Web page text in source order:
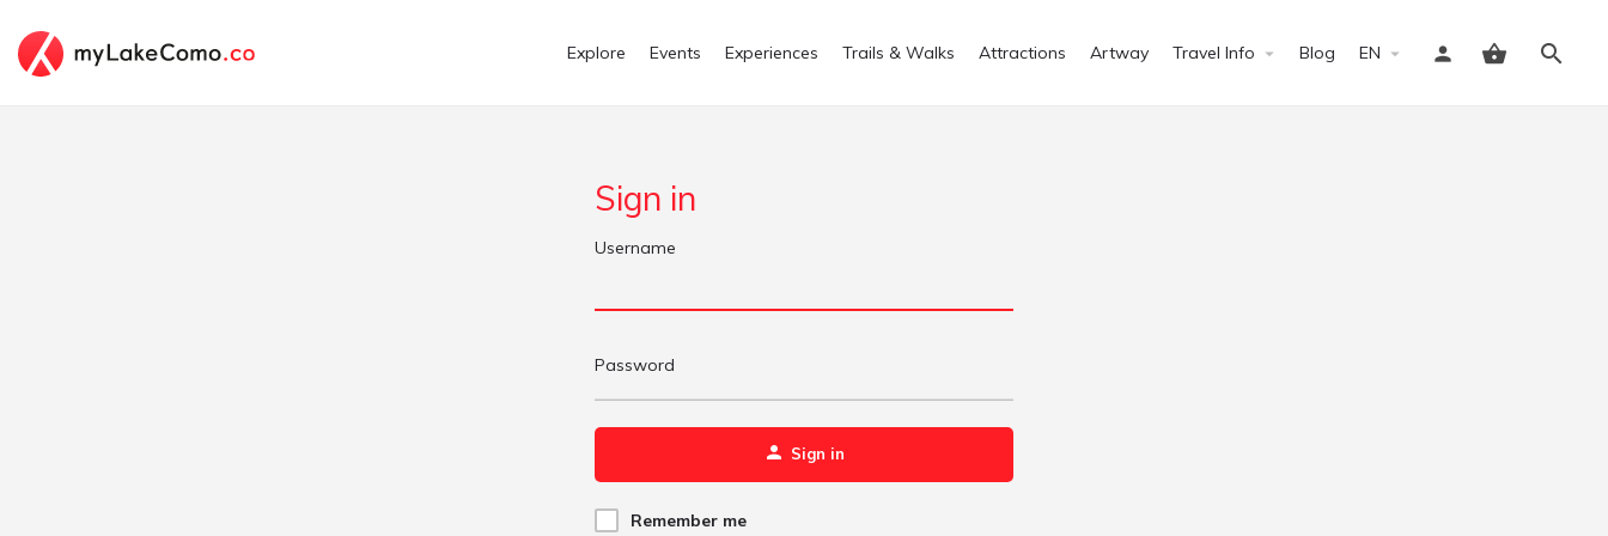
Explore Events Experiences Trails & Walks Attractions Artway Travel Info Blog EN
Sign in
Sign in
Username
Password
Sign in
Remember me